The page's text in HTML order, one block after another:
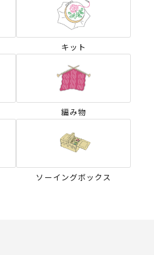
キット
編み物
ソーイングボックス